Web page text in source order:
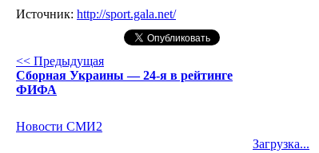
Источник: http://sport.gala.net/
<< Предыдущая
Сборная Украины — 24-я в рейтинге
ФИФА
Новости СМИ2
Загрузка...